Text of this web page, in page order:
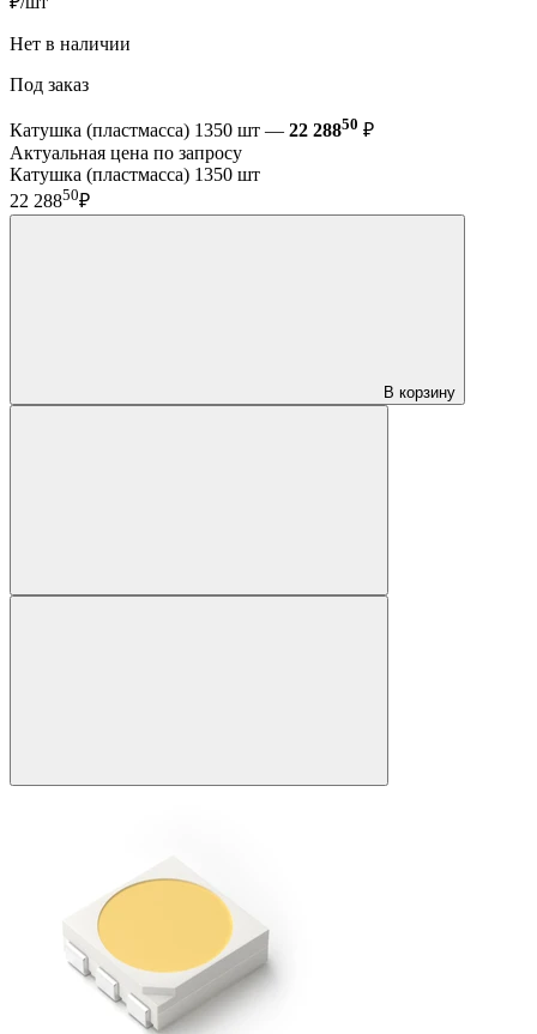
Нет в наличии
Под заказ
Катушка (пластмасса) 1350 шт — 22 28850 ₽
Актуальная цена по запросу
Катушка (пластмасса) 1350 шт
22 28850₽
В корзину